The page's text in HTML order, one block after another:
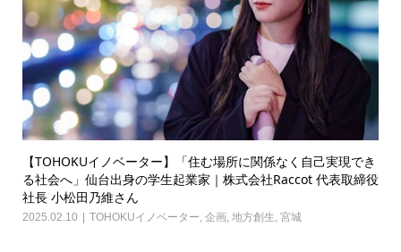
【TOHOKUイノベーター】「住む場所に関係なく自己実現でき
る社会へ」仙台出身の学生起業家｜株式会社Raccot 代表取締役
社長 小松田乃維さん
2025.02.10 TOHOKUイノベーター 企画, 地方創生 宮城